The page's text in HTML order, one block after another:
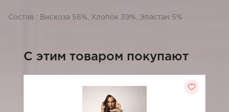
Состав : Вискоза 56%, Хлопок 39%, Эластан 5%
C этим товаром покупают